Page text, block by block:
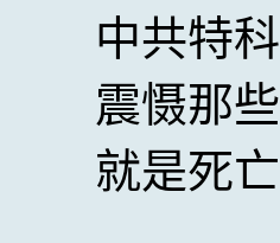
中共特
震慑那
就是死